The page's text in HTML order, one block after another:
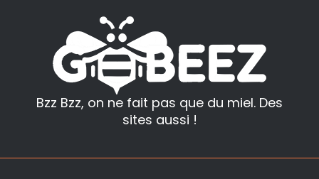
Bzz Bzz, on ne fait pas que du miel. Des
sites aussi !